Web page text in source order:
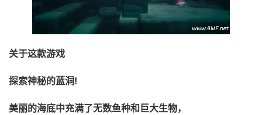
关于这款游戏
探索神秘的蓝洞!
美丽的海底中充满了无数鱼种和巨大生物，